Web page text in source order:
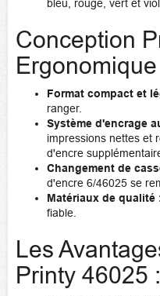
bleu, rouge, vert et
Conception
Ergonomique
Format compact et
ranger.
Système d'encrage
impressions nettes et
d'encre
Changement de
d'encre 6/46025 se
Matériaux de qualité
fiable.
Les
Printy 46025 :